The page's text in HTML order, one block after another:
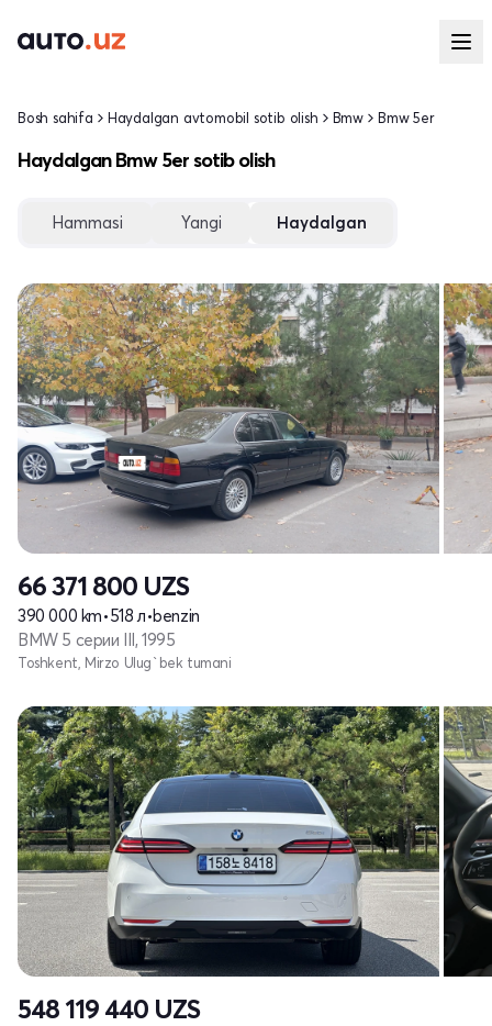
Bosh sahifa Haydalgan avtomobil sotib olish Bmw Bmw 5er
Haydalgan Bmw 5er sotib olish
Hammasi Yangi Haydalgan
66 371 800 UZS
390 000 km•518 л•benzin
BMW 5 серии III, 1995
Toshkent, Mirzo Ulug`bek tumani
548 119 440 UZS